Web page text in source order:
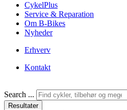
CykelPlus
Service & Reparation
Om B-Bikes
Nyheder
Erhverv
Kontakt
Search ...
Resultater